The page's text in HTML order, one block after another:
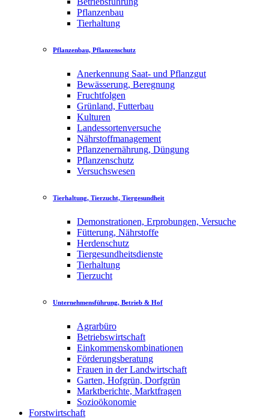
Pflanzenbau
Tierhaltung
Pflanzenbau, Pflanzenschutz
Anerkennung Saat- und Pflanzgut
Bewässerung, Beregnung
Fruchtfolgen
Grünland, Futterbau
Kulturen
Landessortenversuche
Nährstoffmanagement
Pflanzenernährung, Düngung
Pflanzenschutz
Versuchswesen
Tierhaltung, Tierzucht, Tiergesundheit
Demonstrationen, Erprobungen, Versuche
Fütterung, Nährstoffe
Herdenschutz
Tiergesundheitsdienste
Tierhaltung
Tierzucht
Unternehmensführung, Betrieb & Hof
Agrarbüro
Betriebswirtschaft
Einkommenskombinationen
Förderungsberatung
Frauen in der Landwirtschaft
Garten, Hofgrün, Dorfgrün
Marktberichte, Marktfragen
Sozioökonomie
Forstwirtschaft